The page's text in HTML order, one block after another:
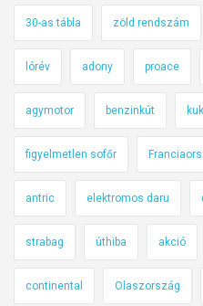
30-as tábla zöld rendszám
lórév adony proace
agymotor benzinkút
figyelmetlen sofőr
antric elektromos daru
strabag úthiba akció
continental Olaszország